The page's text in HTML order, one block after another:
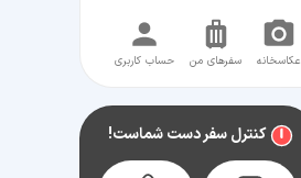
عکاسخانه سفر‌های من حساب کاربری
کنترل سفر دست شماست!